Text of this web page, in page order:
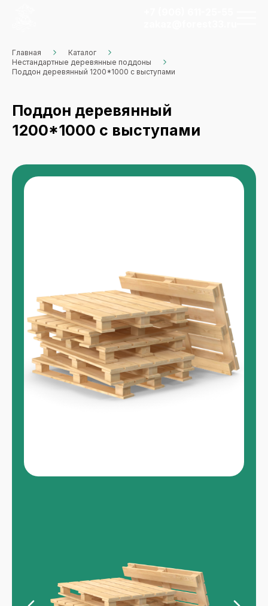
Главная
Каталог
Нестандартные деревянные поддоны
Поддон деревянный 1200*1000 с выступами
Поддон деревянный
1200*1000 с выступами